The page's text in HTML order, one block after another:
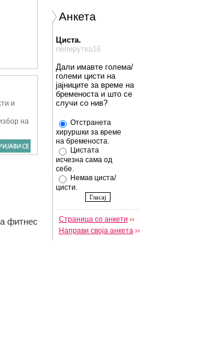
фитнес
Анкета
Циста.
пеперутка16
Дали имавте голема/
големи цисти на
јајниците за време на
бременоста и што се
случи со нив?
Отстранета
хируршки за време
на бременоста.
Цистата
исчезна сама од
себе.
Немав циста/
цисти.
Страница со анкети
Направи своја анкета